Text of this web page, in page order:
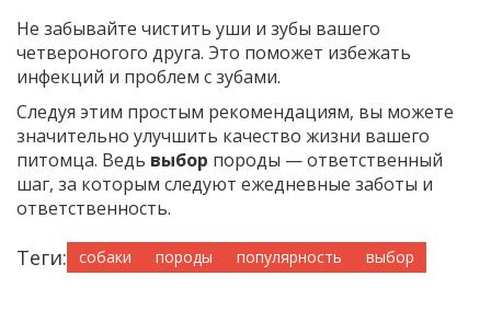
Не забывайте чистить уши и зубы вашего
четвероногого друга. Это поможет избежать
инфекций и проблем с зубами.
Следуя этим простым рекомендациям, вы можете
значительно улучшить качество жизни вашего
питомца. Ведь выбор породы — ответственный
шаг, за которым следуют ежедневные заботы и
ответственность.
Теги: собаки породы популярность выбор